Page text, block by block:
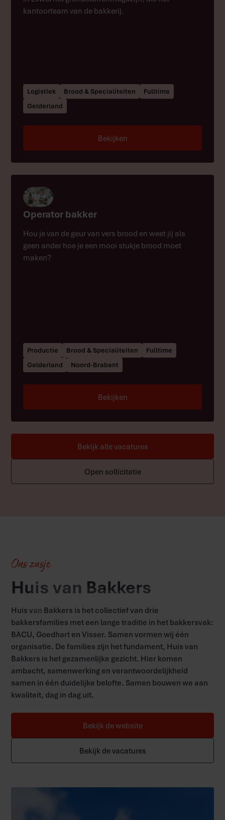
kantoorteam van de bakkerij.
Logistiek Brood & Specialiteiten
Fulltime
Gelderland
Bekijken
Operator bakker
Hou je van de geur van vers brood en weet jij als
geen ander hoe je een mooi stukje brood moet
maken?
Productie Brood & Specialiteiten
Fulltime
Gelderland
Noord-Brabant
Bekijken
Bekijk alle vacatures
Open sollicitatie
Ons zusje
Huis van Bakkers
Huis van Bakkers is het collectief van drie
bakkersfamilies met een lange traditie in het bakkersvak:
BACU, Goedhart en Visser. Samen vormen wij één
organisatie. De families zijn het fundament, Huis van
Bakkers is het gezamenlijke gezicht. Hier komen
ambacht, samenwerking en verantwoordelijkheid
samen in één duidelijke belofte. Samen bouwen we aan
kwaliteit, dag in dag uit.
Bekijk de website
Bekijk de vacatures